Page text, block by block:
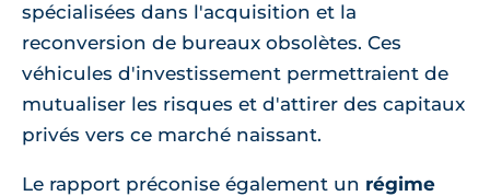
spécialisées dans l'acquisition et la
reconversion de bureaux obsolètes. Ces
véhicules d'investissement permettraient de
mutualiser les risques et d'attirer des capitaux
privés vers ce marché naissant.
Le rapport préconise également un régime